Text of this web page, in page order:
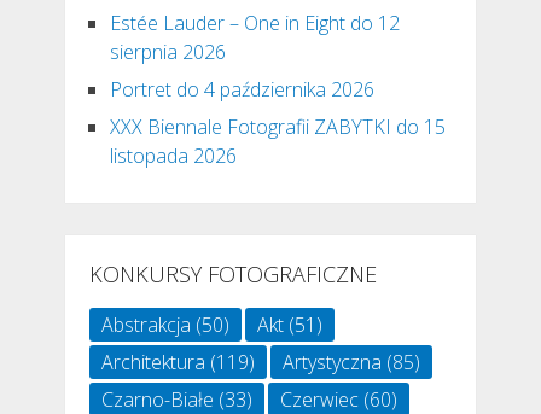
Estée Lauder – One in Eight do 12
sierpnia 2026
Portret do 4 października 2026
XXX Biennale Fotografii ZABYTKI do 15
listopada 2026
KONKURSY FOTOGRAFICZNE
Abstrakcja (50) Akt(51)
Architektura (119) Artystyczna (85)
Czarno-Białe (33) Czerwiec(60)